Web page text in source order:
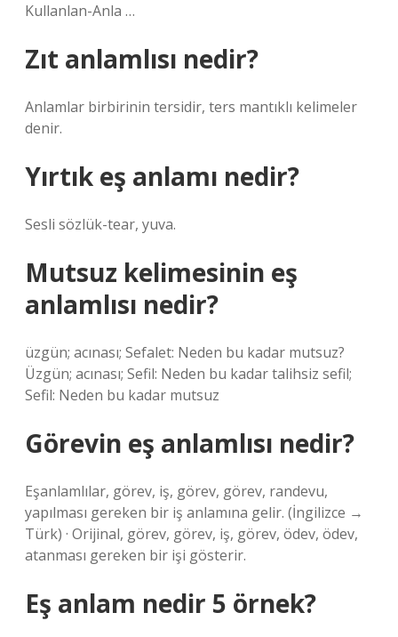
Kullanlan-Anla …
Zıt anlamlısı nedir?
Anlamlar birbirinin tersidir, ters mantıklı kelimeler
denir.
Yırtık eş anlamı nedir?
Sesli sözlük-tear, yuva.
Mutsuz kelimesinin eş
anlamlısı nedir?
üzgün; acınası; Sefalet: Neden bu kadar mutsuz?
Üzgün; acınası; Sefil: Neden bu kadar talihsiz sefil;
Sefil: Neden bu kadar mutsuz
Görevin eş anlamlısı nedir?
Eşanlamlılar, görev, iş, görev, görev, randevu,
yapılması gereken bir iş anlamına gelir. (İngilizce →
Türk) · Orijinal, görev, görev, iş, görev, ödev, ödev,
atanması gereken bir işi gösterir.
Eş anlam nedir 5 örnek?